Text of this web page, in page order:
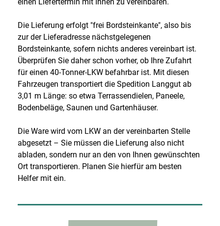
Die Lieferung erfolgt "frei Bordsteinkante", also bis
zur der Lieferadresse nächstgelegenen
Bordsteinkante, sofern nichts anderes vereinbart ist.
Überprüfen Sie daher schon vorher, ob Ihre Zufahrt
für einen 40-Tonner-LKW befahrbar ist. Mit diesen
Fahrzeugen transportiert die Spedition Langgut ab
3,01 m Länge: so etwa Terrassendielen, Paneele,
Bodenbeläge, Saunen und Gartenhäuser.
Die Ware wird vom LKW an der vereinbarten Stelle
abgesetzt – Sie müssen die Lieferung also nicht
abladen, sondern nur an den von Ihnen gewünschten
Ort transportieren. Planen Sie hierfür am besten
Helfer mit ein.